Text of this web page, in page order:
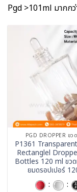
Pgd >101ml มากก
PGD DROPPER ขว
P1361
Rectanglel
Bottles 120 ml ขวด
ยมดรอปเปอร์
:
: